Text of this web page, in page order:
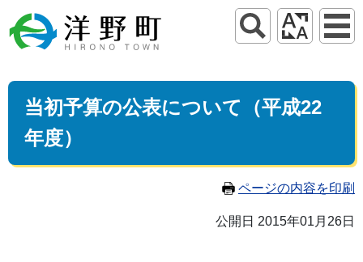
当初予算の公表について（平成22
年度）
ページの内容を印刷
公開日 2015年01月26日